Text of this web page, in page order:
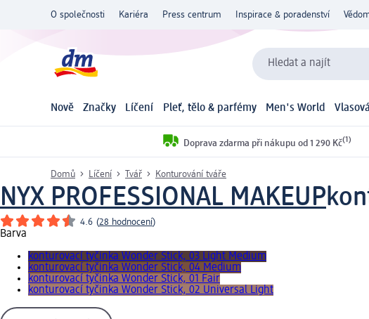
O společnosti Kariéra Press centrum Inspirace & poradenství
Hledat a najít
Nově Značky Líčení Pleť, tělo & parfémy Men's World
Doprava zdarma při nákupu od 1 290 Kč(1)
Domů Líčení Tvář Konturování tváře
NYX PROFESSIONAL MAKEUP
4.6 (28 hodnocení)
Barva
konturovací tyčinka Wonder Stick, 03 Light Medium
konturovací tyčinka Wonder Stick, 04 Medium
konturovací tyčinka Wonder Stick, 01 Fair
konturovací tyčinka Wonder Stick, 02 Universal Light